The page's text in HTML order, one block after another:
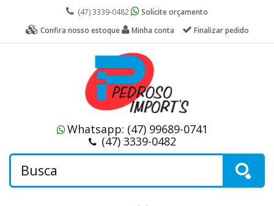
(47) 3339-0482
Solicite orçamento
Confira nosso estoque
Minha conta Finalizar pedido
Whatsapp: (47) 99689-0741
(47) 3339-0482